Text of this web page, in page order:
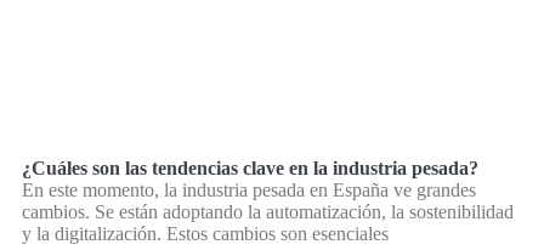
¿Cuáles son las tendencias clave en la industria pesada?
En este momento, la industria pesada en España ve grandes
cambios. Se están adoptando la automatización, la sostenibilidad
y la digitalización. Estos cambios son esenciales